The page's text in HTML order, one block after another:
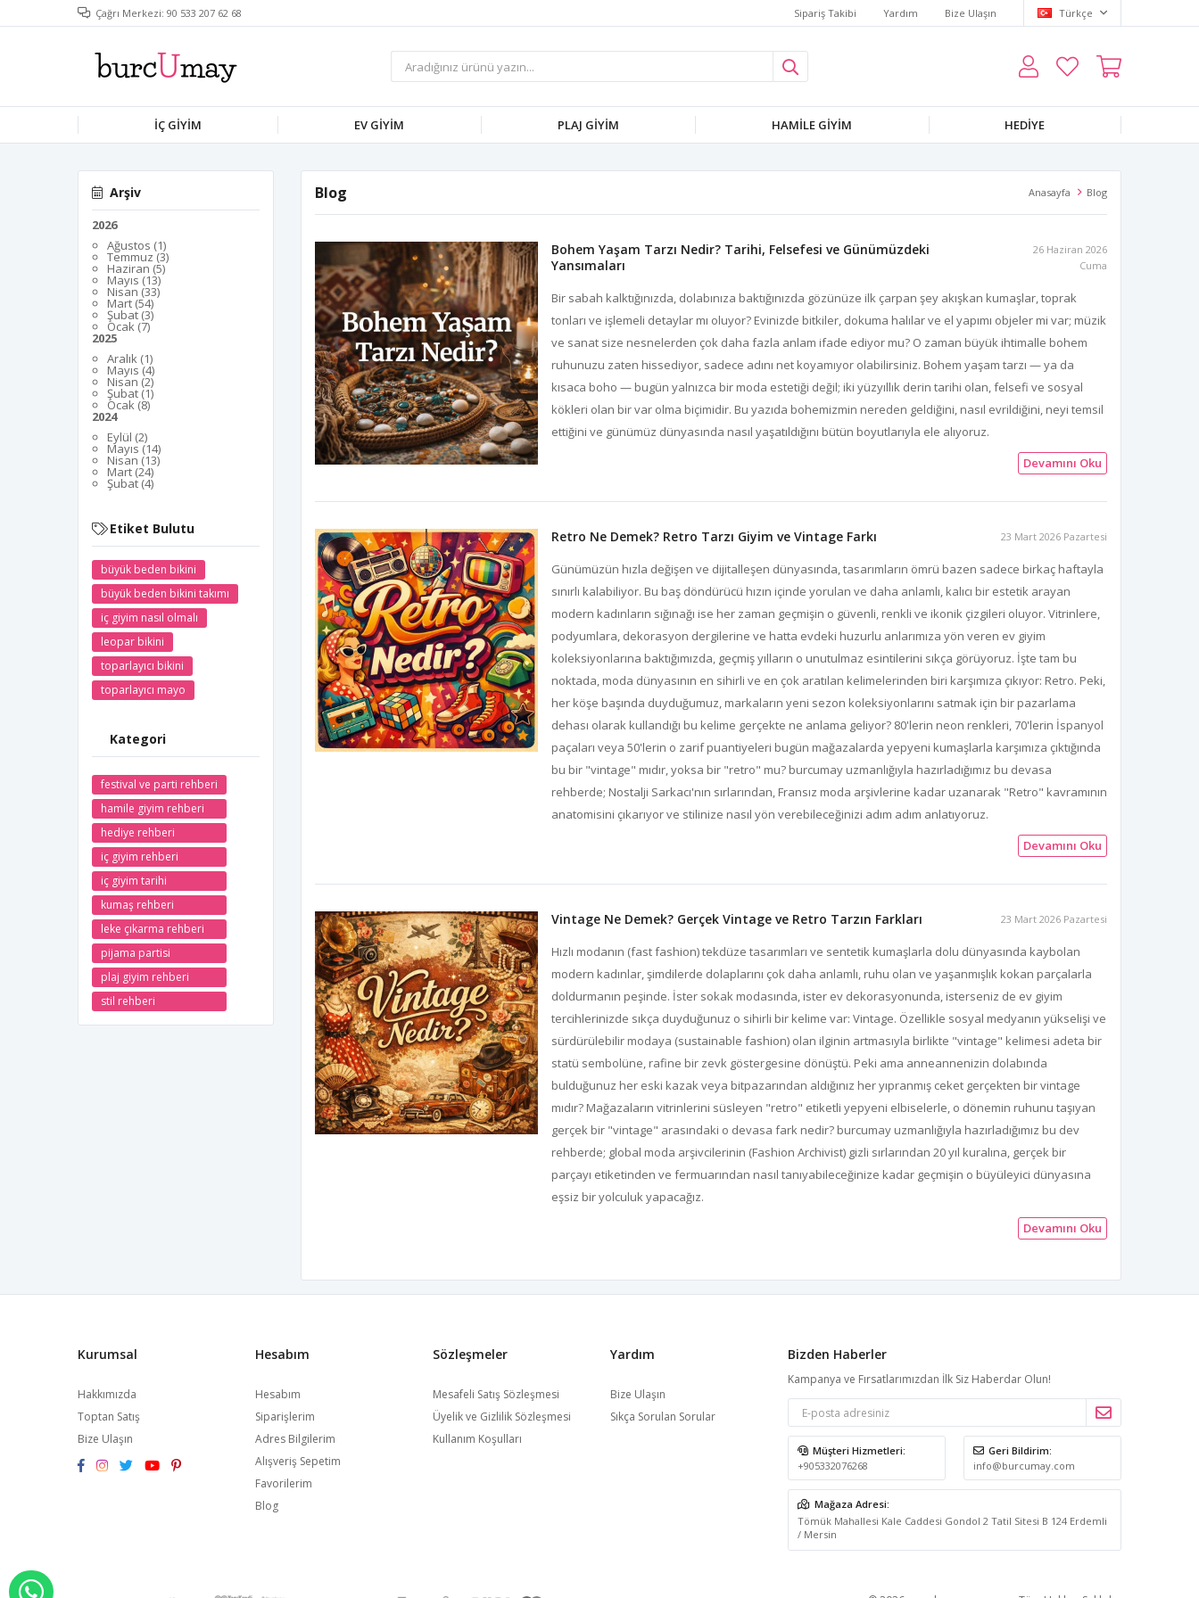
Çağrı Merkezi: 90 533 207 62 68 Sipariş Takibi Yardım Bize Ulaşın Türkçe
İÇ GIYIM EV GIYIM PLAJ GIYIM HAMILE GIYIM HEDIYE
Arşiv
2026
Ağustos (1)
Temmuz (3)
Haziran (5)
Mayıs (13)
Nisan (33)
Mart (54)
Şubat (3)
Ocak (7)
2025
Aralık (1)
Mayıs (4)
Nisan (2)
Şubat (1)
Ocak (8)
2024
Eylül (2)
Mayıs (14)
Nisan (13)
Mart (24)
Şubat (4)
Etiket Bulutu
büyük beden bikini
büyük beden bikini takımı
iç giyim nasıl olmalı
leopar bikini
toparlayıcı bikini
toparlayıcı mayo
Kategori
festival ve parti rehberi
hamile giyim rehberi
hediye rehberi
iç giyim rehberi
iç giyim tarihi
kumaş rehberi
leke çıkarma rehberi
pijama partisi
plaj giyim rehberi
stil rehberi
Blog Anasayfa Blog
Bohem Yaşam Tarzı Nedir? Tarihi, Felsefesi ve Günümüzdeki
Yansımaları
26 Haziran 2026
Cuma
Bir sabah kalktığınızda, dolabınıza baktığınızda gözünüze ilk çarpan şey akışkan kumaşlar, toprak
tonları ve işlemeli detaylar mı oluyor? Evinizde bitkiler, dokuma halılar ve el yapımı objeler mi var; müzik
ve sanat size nesnelerden çok daha fazla anlam ifade ediyor mu? O zaman büyük ihtimalle bohem
ruhunuzu zaten hissediyor, sadece adını net koyamıyor olabilirsiniz. Bohem yaşam tarzı — ya da
kısaca boho — bugün yalnızca bir moda estetiği değil; iki yüzyıllık derin tarihi olan, felsefi ve sosyal
kökleri olan bir var olma biçimidir. Bu yazıda bohemizmin nereden geldiğini, nasıl evrildiğini, neyi temsil
ettiğini ve günümüz dünyasında nasıl yaşatıldığını bütün boyutlarıyla ele alıyoruz.
Devamını Oku
Retro Ne Demek? Retro Tarzı Giyim ve Vintage Farkı 23 Mart 2026 Pazartesi
Günümüzün hızla değişen ve dijitalleşen dünyasında, tasarımların ömrü bazen sadece birkaç haftayla
sınırlı kalabiliyor. Bu baş döndürücü hızın içinde yorulan ve daha anlamlı, kalıcı bir estetik arayan
modern kadınların sığınağı ise her zaman geçmişin o güvenli, renkli ve ikonik çizgileri oluyor. Vitrinlere,
podyumlara, dekorasyon dergilerine ve hatta evdeki huzurlu anlarımıza yön veren ev giyim
koleksiyonlarına baktığımızda, geçmiş yılların o unutulmaz esintilerini sıkça görüyoruz. İşte tam bu
noktada, moda dünyasının en sihirli ve en çok aratılan kelimelerinden biri karşımıza çıkıyor: Retro. Peki,
her köşe başında duyduğumuz, markaların yeni sezon koleksiyonlarını satmak için bir pazarlama
dehası olarak kullandığı bu kelime gerçekte ne anlama geliyor? 80'lerin neon renkleri, 70'lerin İspanyol
paçaları veya 50'lerin o zarif puantiyeleri bugün mağazalarda yepyeni kumaşlarla karşımıza çıktığında
bu bir "vintage" mıdır, yoksa bir "retro" mu? burcumay uzmanlığıyla hazırladığımız bu devasa
rehberde; Nostalji Sarkacı'nın sırlarından, Fransız moda arşivlerine kadar uzanarak "Retro" kavramının
anatomisini çıkarıyor ve stilinize nasıl yön verebileceğinizi adım adım anlatıyoruz.
Devamını Oku
Vintage Ne Demek? Gerçek Vintage ve Retro Tarzın Farkları 23 Mart 2026 Pazartesi
Hızlı modanın (fast fashion) tekdüze tasarımları ve sentetik kumaşlarla dolu dünyasında kaybolan
modern kadınlar, şimdilerde dolaplarını çok daha anlamlı, ruhu olan ve yaşanmışlık kokan parçalarla
doldurmanın peşinde. İster sokak modasında, ister ev dekorasyonunda, isterseniz de ev giyim
tercihlerinizde sıkça duyduğunuz o sihirli bir kelime var: Vintage. Özellikle sosyal medyanın yükselişi ve
sürdürülebilir modaya (sustainable fashion) olan ilginin artmasıyla birlikte "vintage" kelimesi adeta bir
statü sembolüne, rafine bir zevk göstergesine dönüştü. Peki ama anneannenizin dolabında
bulduğunuz her eski kazak veya bitpazarından aldığınız her yıpranmış ceket gerçekten bir vintage
mıdır? Mağazaların vitrinlerini süsleyen "retro" etiketli yepyeni elbiselerle, o dönemin ruhunu taşıyan
gerçek bir "vintage" arasındaki o devasa fark nedir? burcumay uzmanlığıyla hazırladığımız bu dev
rehberde; global moda arşivcilerinin (Fashion Archivist) gizli sırlarından 20 yıl kuralına, gerçek bir
parçayı etiketinden ve fermuarından nasıl tanıyabileceğinize kadar geçmişin o büyüleyici dünyasına
eşsiz bir yolculuk yapacağız.
Devamını Oku
Kurumsal
Hakkımızda
Toptan Satış
Bize Ulaşın
Hesabım
Hesabım
Siparişlerim
Adres Bilgilerim
Alışveriş Sepetim
Favorilerim
Blog
Sözleşmeler
Mesafeli Satış Sözleşmesi
Üyelik ve Gizlilik Sözleşmesi
Kullanım Koşulları
Yardım
Bize Ulaşın
Sıkça Sorulan Sorular
Bizden Haberler
Kampanya ve Fırsatlarımızdan İlk Siz Haberdar Olun!
Müşteri Hizmetleri:
+905332076268
Geri Bildirim:
info@burcumay.com
Mağaza Adresi:
Tömük Mahallesi Kale Caddesi Gondol 2 Tatil Sitesi B 124 Erdemli
/ Mersin